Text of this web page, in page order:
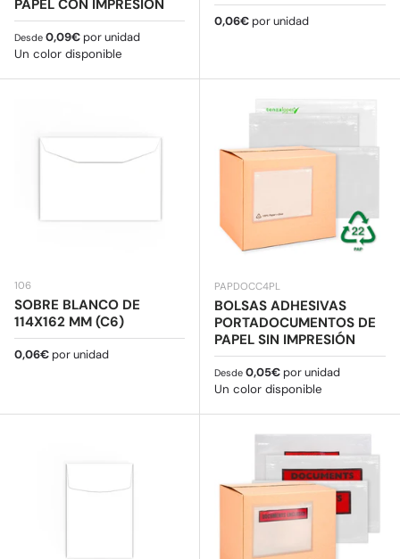
PAPEL CON IMPRESIÓN
Precio normal
Desde 0,09€ por unidad
Un color disponible
Precio normal
0,06€ por unidad
106
SOBRE BLANCO DE
114X162 MM (C6)
Precio normal
0,06€ por unidad
PAPDOCC4PL
BOLSAS ADHESIVAS
PORTADOCUMENTOS DE
PAPEL SIN IMPRESIÓN
Precio normal
Desde 0,05€ por unidad
Un color disponible